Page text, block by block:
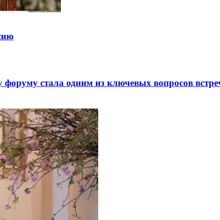
стала одним из ключевых вопросов